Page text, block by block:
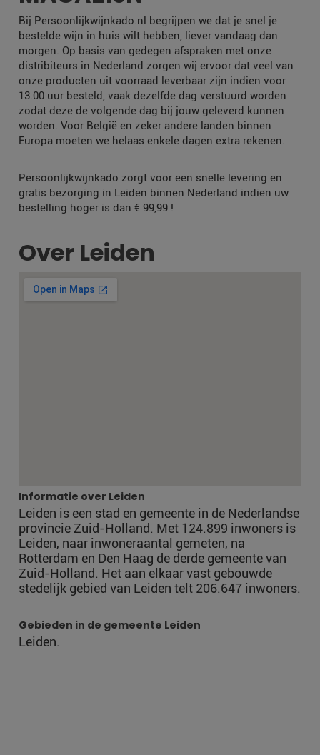
Bij Persoonlijkwijnkado.nl begrijpen we dat je snel je
bestelde wijn in huis wilt hebben, liever vandaag dan
morgen. Op basis van gedegen afspraken met onze
distribiteurs in Nederland zorgen wij ervoor dat veel van
onze producten uit voorraad leverbaar zijn indien voor
13.00 uur besteld, vaak dezelfde dag verstuurd worden
zodat deze de volgende dag bij jouw geleverd kunnen
worden. Voor België en zeker andere landen binnen
Europa moeten we helaas enkele dagen extra rekenen.
Persoonlijkwijnkado zorgt voor een snelle levering en
gratis bezorging in Leiden binnen Nederland indien uw
bestelling hoger is dan € 99,99 !
Over Leiden
Informatie over Leiden
Leiden is een stad en gemeente in de Nederlandse
provincie Zuid-Holland. Met 124.899 inwoners is
Leiden, naar inwoneraantal gemeten, na
Rotterdam en Den Haag de derde gemeente van
Zuid-Holland. Het aan elkaar vast gebouwde
stedelijk gebied van Leiden telt 206.647 inwoners.
Gebieden in de gemeente Leiden
Leiden.